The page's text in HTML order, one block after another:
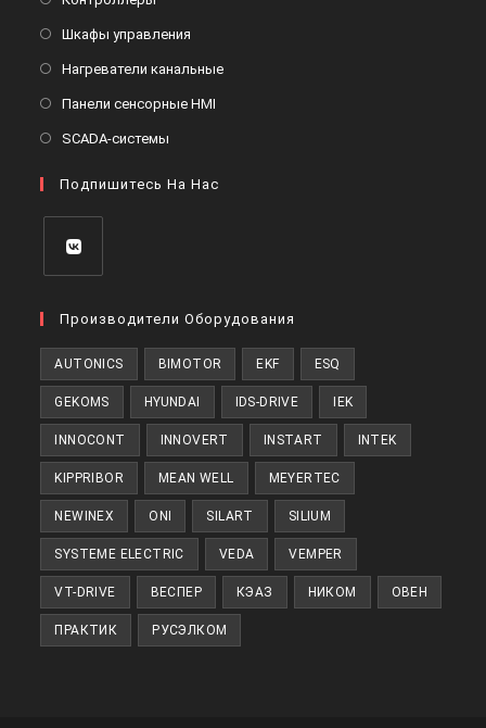
Шкафы управления
Нагреватели канальные
Панели сенсорные HMI
SCADA-системы
Подпишитесь На Нас
Производители Оборудования
AUTONICS BIMOTOR EKF ESQ
GEKOMS HYUNDAI IDS-DRIVE IEK
INNOCONT INNOVERT INSTART INTEK
KIPPRIBOR MEAN WELL MEYERTEC
NEWINEX ONI SILART SILIUM
SYSTEME ELECTRIC VEDA VEMPER
VT-DRIVE ВЕСПЕР КЭАЗ НИКОМ ОВЕН
ПРАКТИК РУСЭЛКОМ